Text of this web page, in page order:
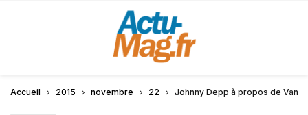
Accueil 2015 novembre 22 Johnny Depp à propos de